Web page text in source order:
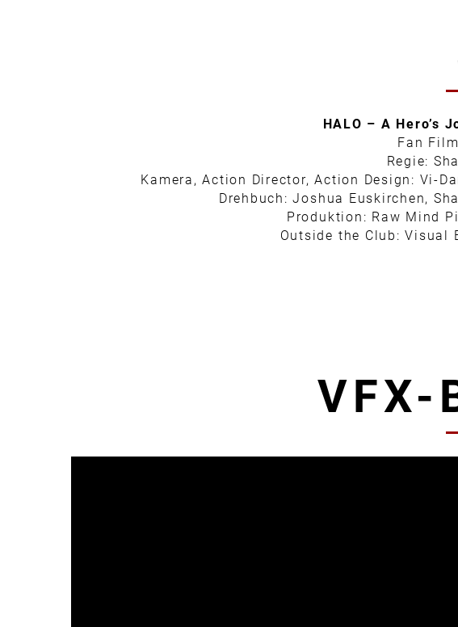
HALO – A Hero’s
Fan
Regie:
Kamera, Action Director, Action Design: Vi-
Drehbuch: Joshua Euskirchen,
Produktion: Raw Mind
Outside the Club: Visual
VFX-